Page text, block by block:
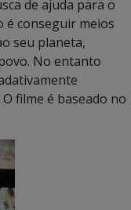
de ajuda para o
é conseguir meios
seu planeta,
No entanto
filme é baseado no